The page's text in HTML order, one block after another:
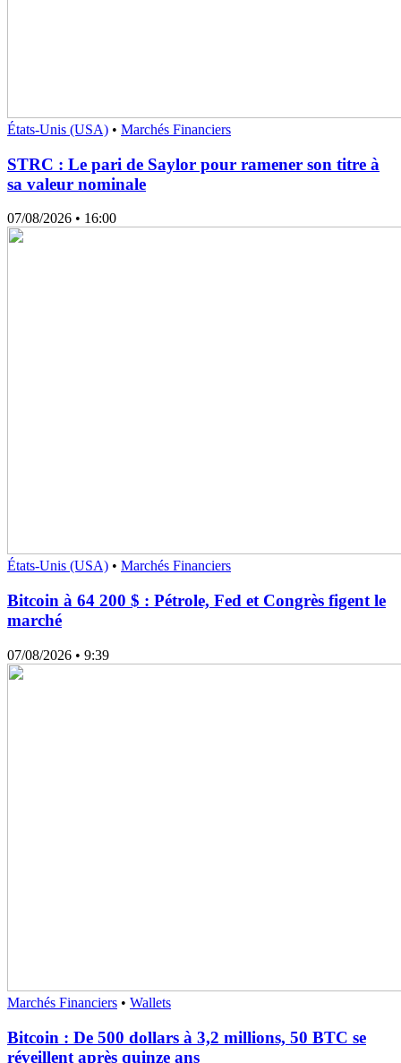
États-Unis (USA) • Marchés Financiers
STRC : Le pari de Saylor pour ramener son titre à
sa valeur nominale
07/08/2026 • 16:00
États-Unis (USA) • Marchés Financiers
Bitcoin à 64 200 $ : Pétrole, Fed et Congrès figent le
marché
07/08/2026 • 9:39
Marchés Financiers • Wallets
Bitcoin : De 500 dollars à 3,2 millions, 50 BTC se
réveillent après quinze ans